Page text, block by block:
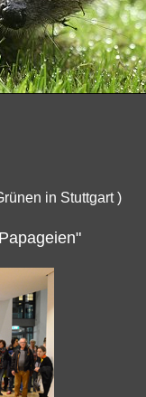
in Stuttgart )